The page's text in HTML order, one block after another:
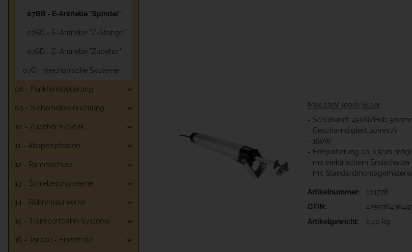
Max 230V (500) Silber
- Schubkraft 450N/Hub
- Geschwindigkeit 20mm/s
- 160W
- Feinjustierung ca. 1,5cm
- mit elektrischem Endschalter
- mit Standardmontagematerial
Artikelnummer:
101778
GTIN:
Artikelgewicht:
2,40 kg
07BB - E-Antriebe "Spindel"
07BC - E-Antriebe "Z-Stange"
07BD - E-Antriebe "Zubehör"
07C - mechanische Systeme
08 - Funkfernsteuerung
09 - Sicherheitseinrichtung
10 - Zubehör Elektrik
11 - Absperrpfosten
12 - Rammschutz
13 - Schiebetorsysteme
14 - Röhrenlaufwerke
15 - Transportbahn-Systeme
16 - Torbau - Einzelteile